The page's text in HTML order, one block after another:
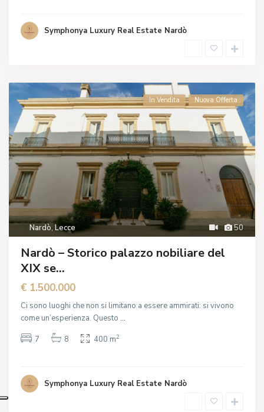
Symphonya Luxury Real Estate Nardò
50
Nardò,Lecce
In Vendita Nuova Offerta
Nardò – Storico palazzo nobiliare del
XIX se...
€ 1.500.000
Ci sono luoghi che non si limitano a essere ammirati: si vivono
come un’esperienza. Questo...
7
8 400 m2
Symphonya Luxury Real Estate Nardò